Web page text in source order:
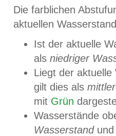
Die farblichen
aktuellen
Ist der aktuelle
als niedriger
Liegt der
gilt dies als
mit Grün
Wasserstände
Wasserstandund